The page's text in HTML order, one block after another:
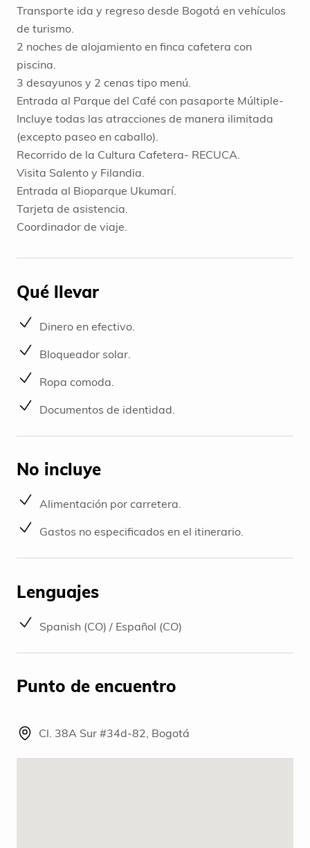
Transporte ida y regreso desde Bogotá en vehículos
de turismo.
2 noches de alojamiento en finca cafetera con
piscina.
3 desayunos y 2 cenas tipo menú.
Entrada al Parque del Café con pasaporte Múltiple-
Incluye todas las atracciones de manera ilimitada
(excepto paseo en caballo).
Recorrido de la Cultura Cafetera- RECUCA.
Visita Salento y Filandia.
Entrada al Bioparque Ukumarí.
Tarjeta de asistencia.
Coordinador de viaje.
Qué llevar
Dinero en efectivo.
Bloqueador solar.
Ropa comoda.
Documentos de identidad.
No incluye
Alimentación por carretera.
Gastos no especificados en el itinerario.
Lenguajes
Spanish (CO) / Español (CO)
Punto de encuentro
Cl. 38A Sur #34d-82, Bogotá